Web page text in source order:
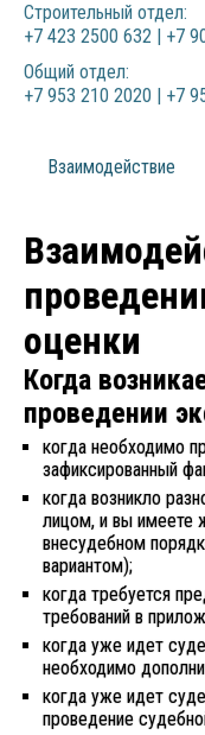
Строительный отдел:
+7 423 2500 632 | +7
Общий отдел:
+7 953 210 2020 | +7
Взаимодействие
оценки
Когда
проведении
когда необходимо
зафиксированный
когда возникло
лицом, и вы имеете
внесудебном
вариантом);
когда требуется
требований в
когда уже идет
необходимо
когда уже идет
проведение